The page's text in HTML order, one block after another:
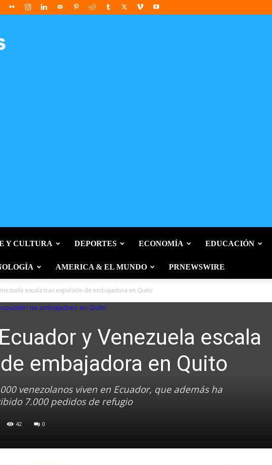
Y CULTURA DEPORTES ECONOMÍA EDUCACIÓN
AMERICA & EL MUNDO PRNEWSWIRE
escala tras expulsión de embajadora en Quito
y Venezuela escala
embajadora en Quito
venezolanos viven en Ecuador, que además ha
7.000 pedidos de refugio
42 0